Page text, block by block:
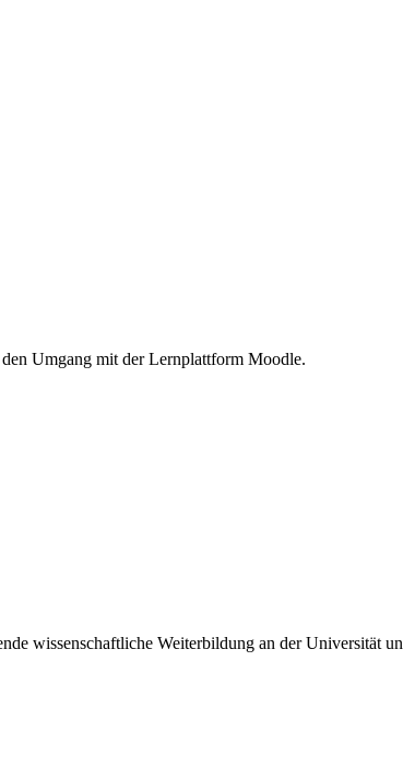
Umgang mit der Lernplattform Moodle.
wissenschaftliche Weiterbildung an der Universität